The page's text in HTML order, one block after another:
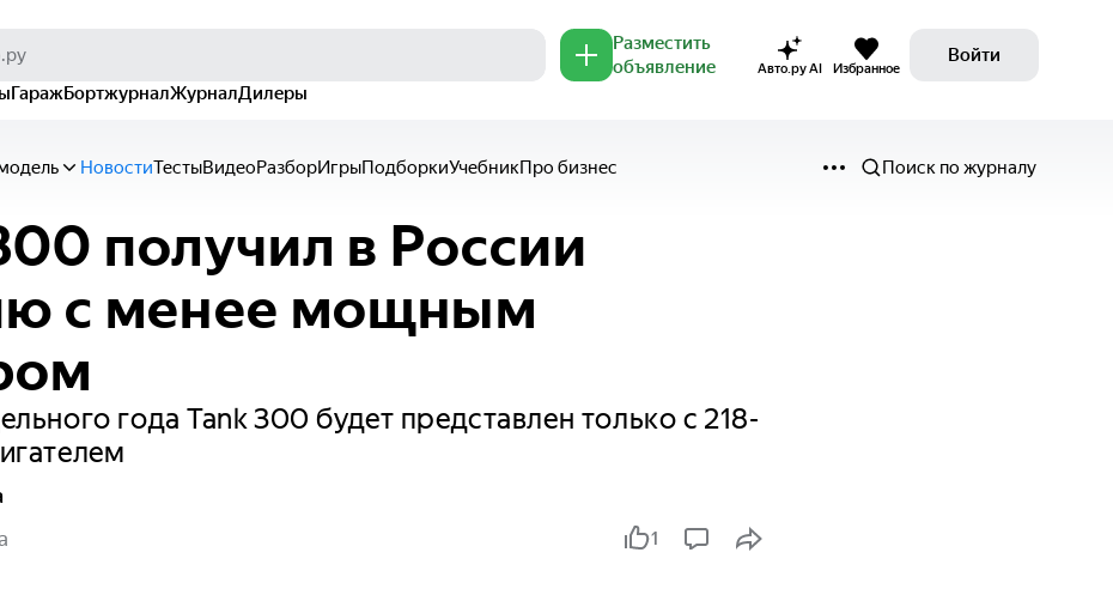
Разместить
объявление
Авто.ру AI Избранное
Войти
ГаражБортжурналЖурналДилеры
НовостиТестыВидеоРазборИгрыПодборкиУчебникПро бизнес Поиск по журналу
получил в России
с менее мощным
года Tank 300 будет представлен только с 218-
1